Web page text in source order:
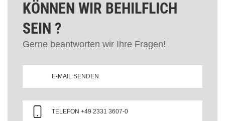
KÖNNEN WIR BEHILFLICH
SEIN ?
Gerne beantworten wir Ihre Fragen!
E-MAIL SENDEN
TELEFON +49 2331 3607-0